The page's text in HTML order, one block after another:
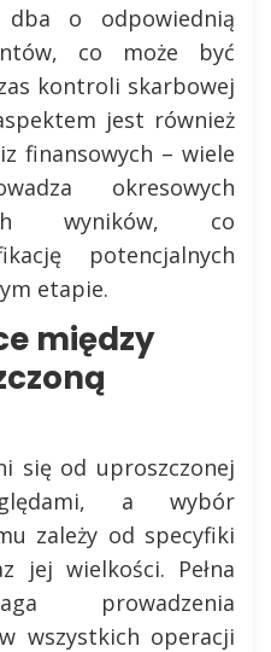
dba o odpowiednią
co może być
kontroli skarbowej
jest również
finansowych – wiele
okresowych
wyników, co
potencjalnych
etapie.
między
się od uproszczonej
a wybór
zależy od specyfiki
jej wielkości. Pełna
prowadzenia
wszystkich operacji